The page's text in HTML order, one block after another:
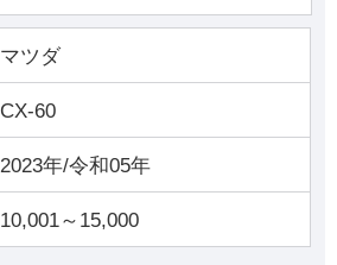
マツダ
CX-60
2023年/令和05年
10,001～15,000